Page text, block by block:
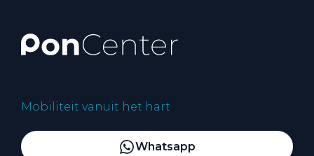
Mobiliteit vanuit het hart
Whatsapp